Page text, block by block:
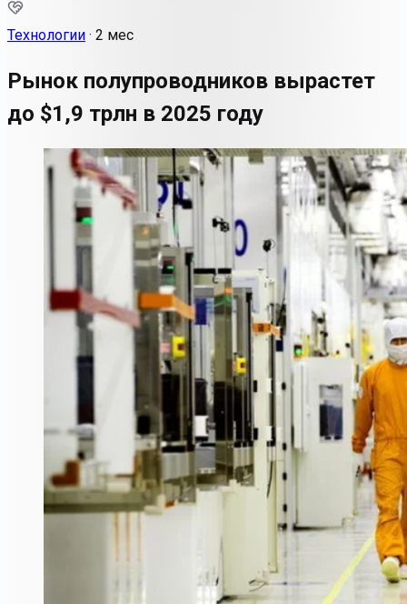
Технологии · 2 мес
Рынок полупроводников вырастет
до $1,9 трлн в 2025 году